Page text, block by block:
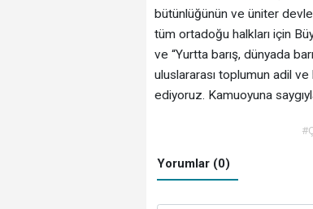
bütünlüğünün ve üniter
tüm ortadoğu halkları için
ve “Yurtta barış, dünyada
uluslararası toplumun adil ve
ediyoruz. Kamuoyuna
Yorumlar (0)